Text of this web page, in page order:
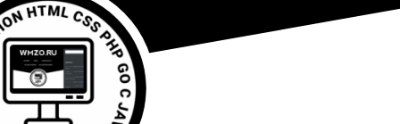
ИГР
HTML5
ИГРЫ
СКРИПТЫ
WEB
HTML5